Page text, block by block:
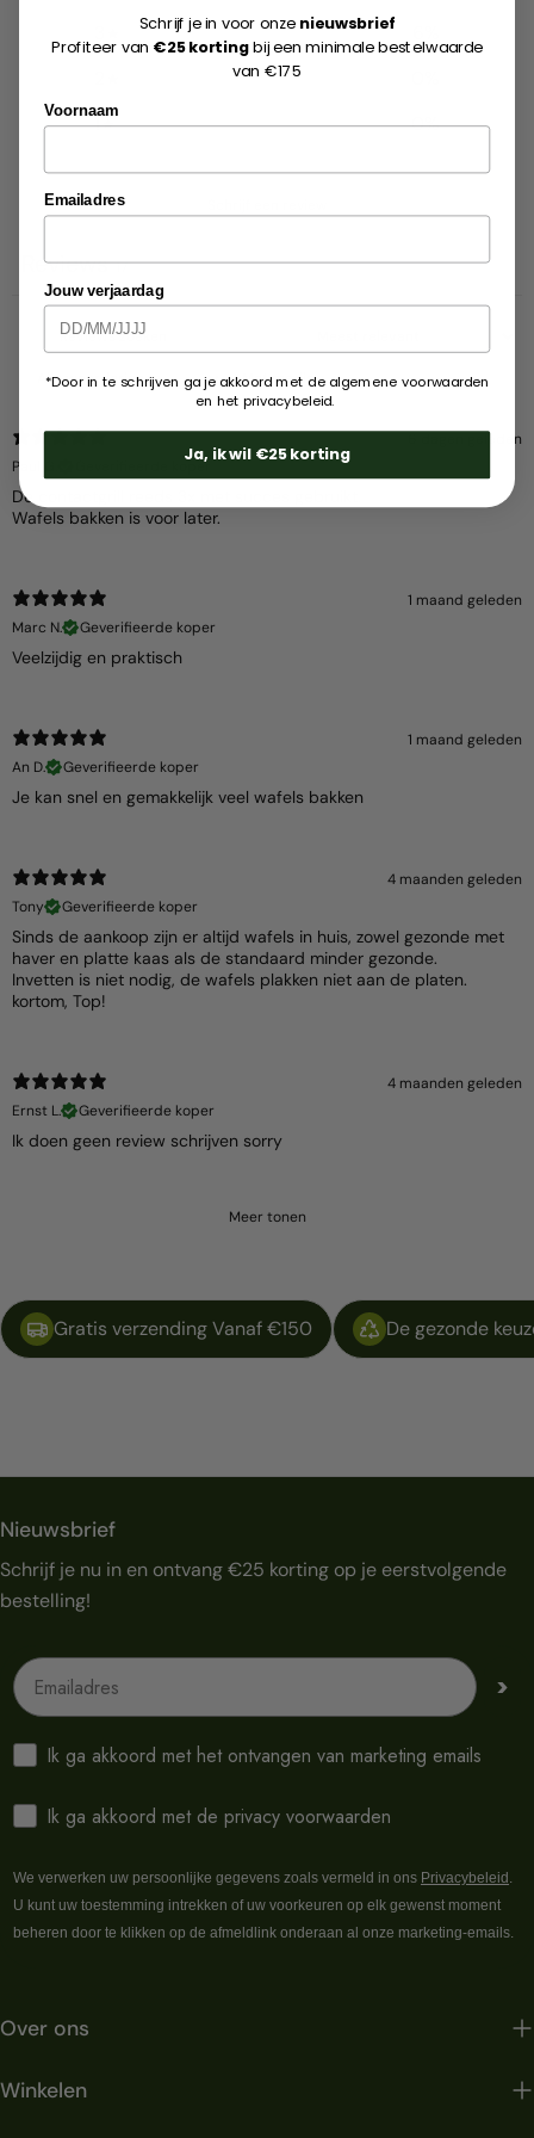
1
0%
Reviews 17
Met media
6 dagen geleden
Paul G.
Geverifieerde koper
De contactgrill reeds 3x met succes gebruikt.
Wafels bakken is voor later.
1 maand geleden
Marc N.
Geverifieerde koper
Veelzijdig en praktisch
1 maand geleden
An D.
Geverifieerde koper
Je kan snel en gemakkelijk veel wafels bakken
4 maanden geleden
Tony
Geverifieerde koper
Sinds de aankoop zijn er altijd wafels in huis, zowel gezonde met
haver en platte kaas als de standaard minder gezonde.
Invetten is niet nodig, de wafels plakken niet aan de platen.
kortom, Top!
4 maanden geleden
Ernst L.
Geverifieerde koper
Ik doen geen review schrijven sorry
Meer tonen
Gratis verzending Vanaf €150 De gezonde
Over ons
Winkelen
Nieuwsbrief
Schrijf je nu in en ontvang €25 korting op je eerstvolgende
bestelling!
Emailadres
>
Ik ga akkoord met het ontvangen van marketing emails
Ik ga akkoord met de privacy voorwaarden
We verwerken uw persoonlijke gegevens zoals vermeld in ons Privacybeleid .
U kunt uw toestemming intrekken of uw voorkeuren op elk gewenst moment
beheren door te klikken op de afmeldlink onderaan al onze marketing-emails.
Schrijf je in voor onze nieuwsbrief
Profiteer van €25 kortingbij een minimale bestelwaarde
van €175
Voornaam
Emailadres
Jouw verjaardag
*Door in te schrijven ga je akkoord met de algemene voorwaarden
en het privacybeleid.
Ja, ik wil €25 korting